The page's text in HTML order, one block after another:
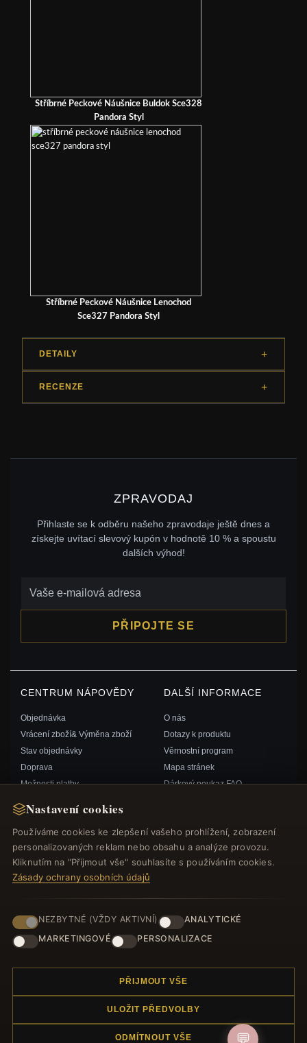
Nastavení cookies
Používáme cookies ke zlepšení vašeho prohlížení, zobrazení
personalizovaných reklam nebo obsahu a analýze provozu.
Kliknutím na "Přijmout vše" souhlasíte s používáním cookies.
Zásady ochrany osobních údajů
NEZBYTNÉ (VŽDY AKTIVNÍ)
ANALYTICKÉ
MARKETINGOVÉ
PERSONALIZACE
PŘIJMOUT VŠE
ULOŽIT PŘEDVOLBY
ODMÍTNOUT VŠE
Stříbrné Peckové Náušnice Buldok Sce328
Pandora Styl
Stříbrné Peckové Náušnice Lenochod
Sce327 Pandora Styl
DETAILY
RECENZE
ZPRAVODAJ
Přihlaste se k odběru našeho zpravodaje ještě dnes a
získejte uvítací slevový kupón v hodnotě 10 % a spoustu
dalších výhod!
PŘIPOJTE SE
CENTRUM NÁPOVĚDY
Objednávka
Vrácení zboží& Výměna zboží
Stav objednávky
Doprava
Možnosti platby
Kontaktujte nás
DALŠÍ INFORMACE
O nás
Dotazy k produktu
Věrnostní program
Mapa stránek
Dárkový poukaz FAQ
RYCHLÉ ODKAZY
Nové produkty
Speciální nabídky
Blog
Recenze
Přihlásit se
SLEDUJTE NÁS
💬